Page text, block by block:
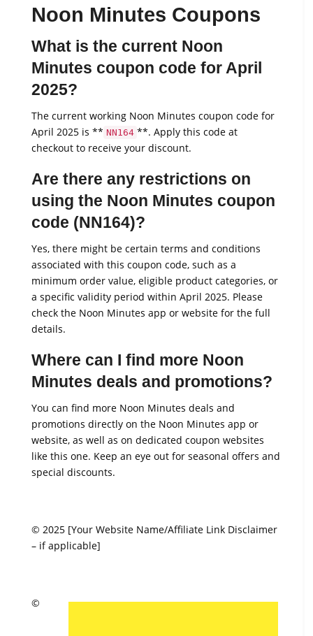
Noon Minutes Coupons
What is the current Noon
Minutes coupon code for April
2025?
The current working Noon Minutes coupon code for
April 2025 is ** NN164 **. Apply this code at
checkout to receive your discount.
Are there any restrictions on
using the Noon Minutes coupon
code (NN164)?
Yes, there might be certain terms and conditions
associated with this coupon code, such as a
minimum order value, eligible product categories, or
a specific validity period within April 2025. Please
check the Noon Minutes app or website for the full
details.
Where can I find more Noon
Minutes deals and promotions?
You can find more Noon Minutes deals and
promotions directly on the Noon Minutes app or
website, as well as on dedicated coupon websites
like this one. Keep an eye out for seasonal offers and
special discounts.
© 2025 [Your Website Name/Affiliate Link Disclaimer
– if applicable]
©